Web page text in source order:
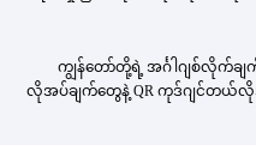
ကျွန်တော်တို့ရဲ့ အင်္ဂါဂျစ်လိုက်ခ
လိုအပ်ချက်တွေနဲ့ QR ကုဒ်ဂျင်တယ်